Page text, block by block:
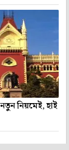
নিয়মেই, হাই